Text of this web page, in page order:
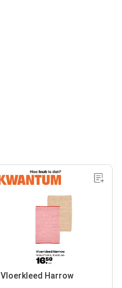
Vloerkleed Harrow